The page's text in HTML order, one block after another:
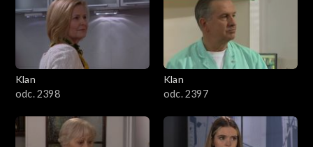
4201–4300
4101–4200
3901–4000
Klan
odc. 2398
Klan
odc. 2397